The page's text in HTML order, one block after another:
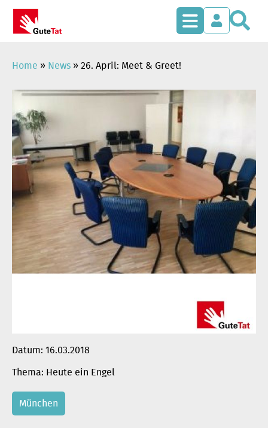
springen
Home » News » 26. April: Meet & Greet!
Datum: 16.03.2018
Heute ein Engel
München